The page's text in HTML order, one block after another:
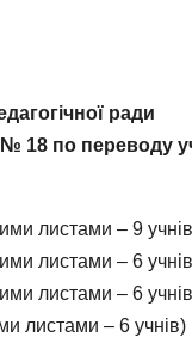
ради
18 по переводу
листами – 9
листами – 6
листами – 6
листами – 6 учнів)